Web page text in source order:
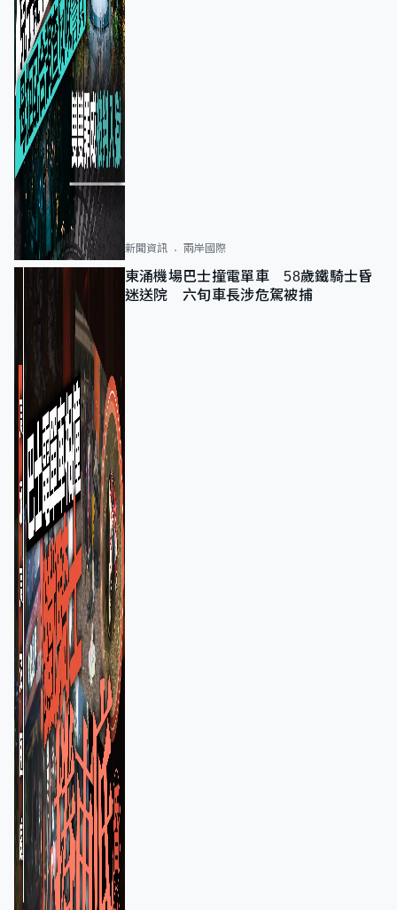
新聞資訊 兩岸國際
東涌機場巴士撞電單車 58歲鐵騎士昏
迷送院 六旬車長涉危駕被捕